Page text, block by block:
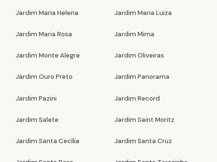
Jardim Maria Helena Jardim Maria Luiza
Jardim Maria Rosa Jardim Mirna
Jardim Monte Alegre Jardim Oliveiras
Jardim Ouro Preto Jardim Panorama
Jardim Pazini Jardim Record
Jardim Salete Jardim Saint Moritz
Jardim Santa Cecília Jardim Santa Cruz